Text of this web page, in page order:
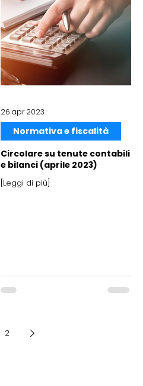
Circolare su tenute contabili
e bilanci (aprile 2023)
[Leggi di più]
Normativa e fiscalità
26 apr 2023
2